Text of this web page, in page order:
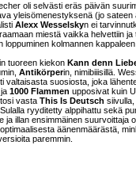
oli selvästi eräs päivän
yleisömenestyksenä (jo
Alexx Wesselskyn ei
miestä vaikka helvettiin ja
loppuminen kolmannen
tuoreen kiekon Kann denn
Antikörperin, nimibiiisillä.
valtaisasta suosiosta, joka
ja 1000 Flammen upposivat kuin
vasta This Is Deutsch
ryyditetty alppihattu sekä
ja illan ensimmäinen suurvoittaja
äänenmäärästä,
paremmin.